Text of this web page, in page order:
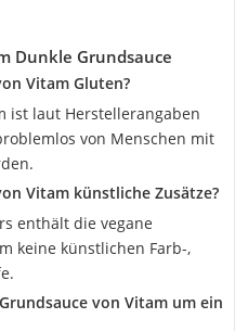
Dunkle Grundsauce
Vitam Gluten?
ist laut Herstellerangaben
von Menschen mit
Vitam künstliche Zusätze?
enthält die vegane
keine künstlichen Farb-,
von Vitam um ein